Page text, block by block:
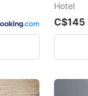
Hotel
C$145